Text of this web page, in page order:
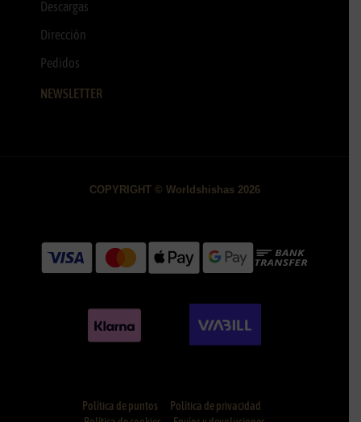
Descargas
Dirección
Pedidos
NEWSLETTER
COPYRIGHT © Worldshishas 2026
Política de puntos
Política de privacidad